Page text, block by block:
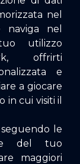
nel
naviga nel
utilizzo
offrirti
e
a giocare
cui visiti il
le
del tuo
maggiori